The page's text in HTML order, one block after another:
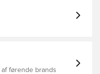
førende brands